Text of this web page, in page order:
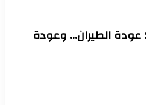
الطيران… وعودة